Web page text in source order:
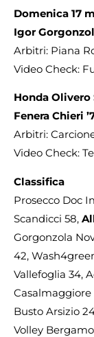
Domenica 17
Igor
Arbitri: Piana
Video Check:
Honda Olivero
Fenera Chieri
Arbitri:
Video Check:
Classifica
Prosecco Doc
Scandicci 58,
Gorgonzola
42,
Vallefoglia 34,
Casalmaggiore
Busto Arsizio
Volley Bergamo